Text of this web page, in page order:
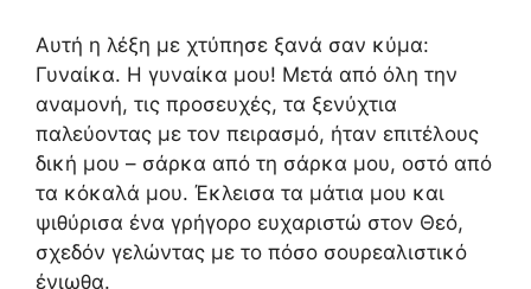
Αυτή η λέξη με χτύπησε ξανά σαν κύμα:
Γυναίκα. Η γυναίκα μου! Μετά από όλη την
αναμονή, τις προσευχές, τα ξενύχτια
παλεύοντας με τον πειρασμό, ήταν επιτέλους
δική μου – σάρκα από τη σάρκα μου, οστό από
τα κόκαλά μου. Έκλεισα τα μάτια μου και
ψιθύρισα ένα γρήγορο ευχαριστώ στον Θεό,
σχεδόν γελώντας με το πόσο σουρεαλιστικό
ένιωθα.